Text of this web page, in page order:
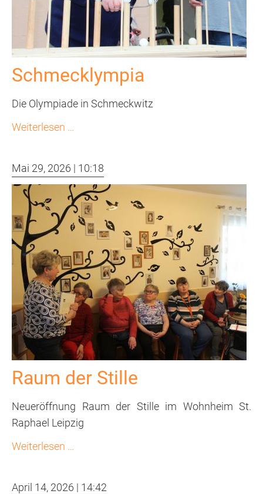
Schmecklympia
Die Olympiade in Schmeckwitz
Weiterlesen …
Mai 29, 2026 | 10:18
Raum der Stille
Neueröffnung Raum der Stille im Wohnheim St.
Raphael Leipzig
Weiterlesen …
April 14, 2026 | 14:42